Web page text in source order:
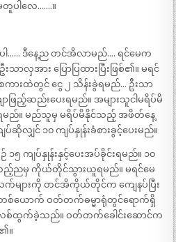
တူပါလေ…….။
…… ဒီနေ့ည တင်အိလာမည်…. ရင်မေက
လှအား ပြောပြထားပြီးဖြစ်၏။ မရင်
ားထဲတွင် ငွေ ၂ သိန်းခွဲရမည်… ဦးသာ
ြည့်ဆည်းပေးရမည်။ အများသူငါမရိပ်မိ
မည်။ မည်သူမှ မရိပ်မိနိုင်သည့် အဖိတ်နေ့
ဆိုလျှင် ၁၀ ကျပ်နှုန်းခံစားခွင့်ပေးမည်။
၁၅ ကျပ်နှုန်းနှင့်ပေးအပ်ခိုင်းရမည်။ ၁၀
ည့်ညမှ ကိုယ်တိုင်သွားယူရမည်။ မရင်မေ
ျားကို တင်အိကိုယ်တိုင်က ကျေနပ်ပြီး
ယောက် ဝတ်တက်ဓမ္မာရုံတွင်ရောက်ရှိ
စ်ထွက်ခဲ့သည်။ ဝတ်တက်ခေါင်းဆောင်က
။